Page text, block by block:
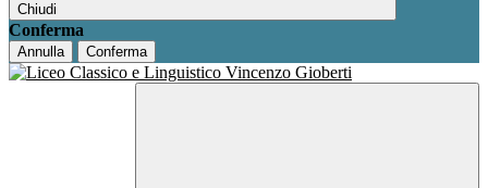
Chiudi
Conferma
Annulla Conferma